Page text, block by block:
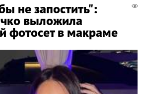
не запостить":
выложила
фотосет в макраме